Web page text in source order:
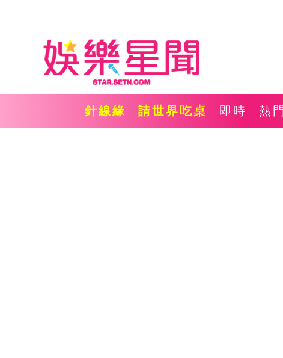
針線緣 請世界吃桌 即時 熱門